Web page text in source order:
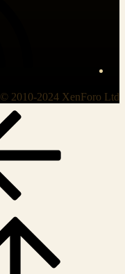
© 2010-2024 XenForo Ltd.